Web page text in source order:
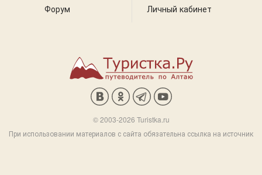
Форум
Личный кабинет
© 2003-2026 Turistka.ru
При использовании материалов с сайта обязательна ссылка на источник